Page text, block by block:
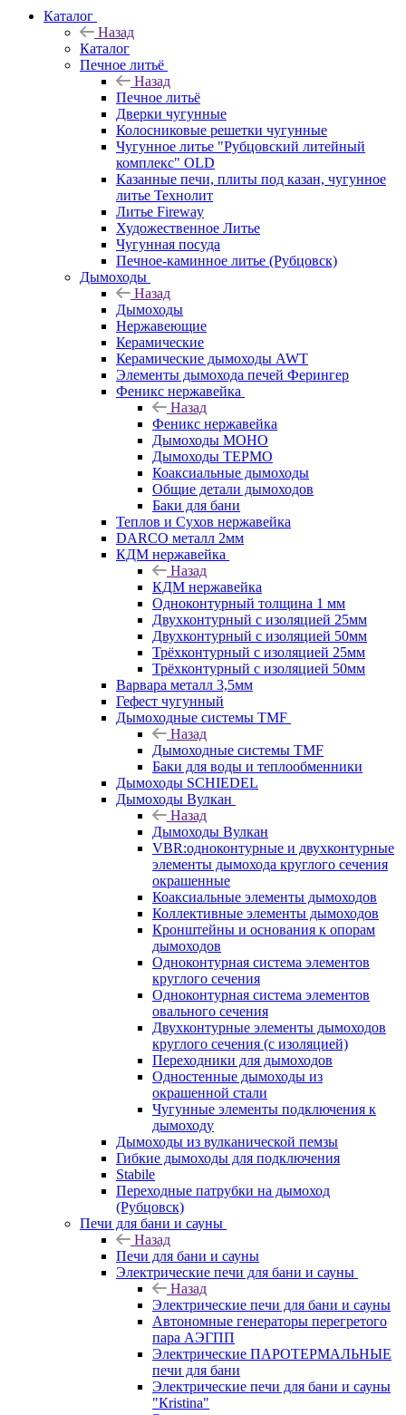
Каталог
Назад
Каталог
Печное литьё
Назад
Печное литьё
Дверки чугунные
Колосниковые решетки чугунные
Чугунное литье "Рубцовский литейный
комплекс" OLD
Казанные печи, плиты под казан, чугунное
литье Технолит
Литье Fireway
Художественное Литье
Чугунная посуда
Печное-каминное литье (Рубцовск)
Дымоходы
Назад
Дымоходы
Нержавеющие
Керамические
Керамические дымоходы AWT
Элементы дымохода печей Ферингер
Феникс нержавейка
Назад
Феникс нержавейка
Дымоходы МОНО
Дымоходы ТЕРМО
Коаксиальные дымоходы
Общие детали дымоходов
Баки для бани
Теплов и Сухов нержавейка
DARCO металл 2мм
КДМ нержавейка
Назад
КДМ нержавейка
Одноконтурный толщина 1 мм
Двухконтурный с изоляцией 25мм
Двухконтурный с изоляцией 50мм
Трёхконтурный с изоляцией 25мм
Трёхконтурный с изоляцией 50мм
Варвара металл 3,5мм
Гефест чугунный
Дымоходные системы TMF
Назад
Дымоходные системы TMF
Баки для воды и теплообменники
Дымоходы SCHIEDEL
Дымоходы Вулкан
Назад
Дымоходы Вулкан
VBR:одноконтурные и двухконтурные
элементы дымохода круглого сечения
окрашенные
Коаксиальные элементы дымоходов
Коллективные элементы дымоходов
Кронштейны и основания к опорам
дымоходов
Одноконтурная система элементов
круглого сечения
Одноконтурная система элементов
овального сечения
Двухконтурные элементы дымоходов
круглого сечения (с изоляцией)
Переходники для дымоходов
Одностенные дымоходы из
окрашенной стали
Чугунные элементы подключения к
дымоходу
Дымоходы из вулканической пемзы
Гибкие дымоходы для подключения
Stabile
Переходные патрубки на дымоход
(Рубцовск)
Печи для бани и сауны
Назад
Печи для бани и сауны
Электрические печи для бани и сауны
Назад
Электрические печи для бани и сауны
Автономные генераторы перегретого
пара АЭГПП
Электрические ПАРОТЕРМАЛЬНЫЕ
печи для бани
Электрические печи для бани и сауны
"Кristina"